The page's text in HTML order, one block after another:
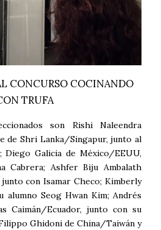
CONCURSO COCINANDO
TRUFA
son Rishi Naleendra
de Shri Lanka/Singapur, junto al
Diego Galicia de México/EEUU,
Cabrera; Ashfer Biju Ambalath
con Isamar Checo; Kimberly
alumno Seog Hwan Kim; Andrés
Caimán/Ecuador, junto con su
Ghidoni de China/Taiwán y